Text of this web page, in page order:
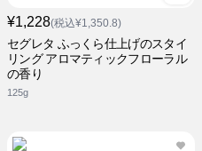
¥1,228(税込¥1,350.8)
セグレタ ふっくら仕上げのスタイ
リング アロマティックフローラル
の香り
125g